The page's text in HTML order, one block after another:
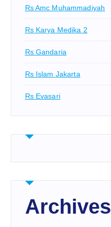
Rs Amc Muhammadiyah
Rs Karya Medika 2
Rs Gandaria
Rs Islam Jakarta
Rs Evasari
Archives